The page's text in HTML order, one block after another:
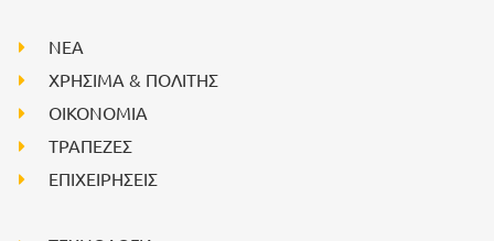
NEA
ΧΡΗΣΙΜΑ & ΠΟΛΙΤΗΣ
ΟΙΚΟΝΟΜΙΑ
ΤΡΑΠΕΖΕΣ
ΕΠΙΧΕΙΡΗΣΕΙΣ